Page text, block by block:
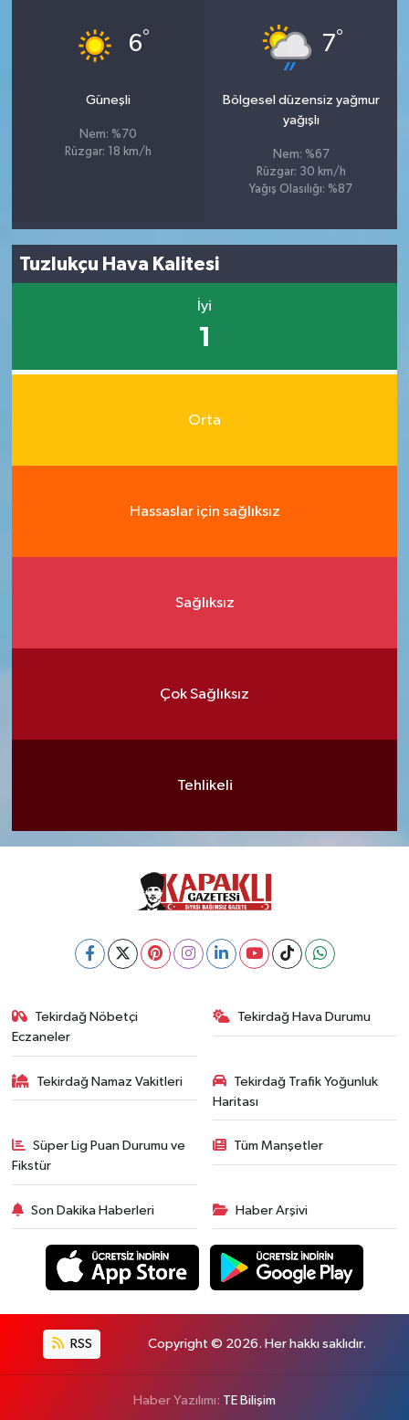
6°
Güneşli
Nem: %70
Rüzgar: 18 km/h
7°
Bölgesel düzensiz yağmur
yağışlı
Nem: %67
Rüzgar: 30 km/h
Yağış Olasılığı: %87
Tuzlukçu Hava Kalitesi
İyi
1
Orta
Hassaslar için sağlıksız
Sağlıksız
Çok Sağlıksız
Tehlikeli
Tekirdağ Nöbetçi
Eczaneler
Tekirdağ Hava Durumu
Tekirdağ Namaz Vakitleri
Tekirdağ Trafik Yoğunluk
Haritası
Süper Lig Puan Durumu ve
Fikstür
Tüm Manşetler
Son Dakika Haberleri Haber Arşivi
RSS Copyright © 2026. Her hakkı saklıdır.
Haber Yazılımı: TE Bilişim